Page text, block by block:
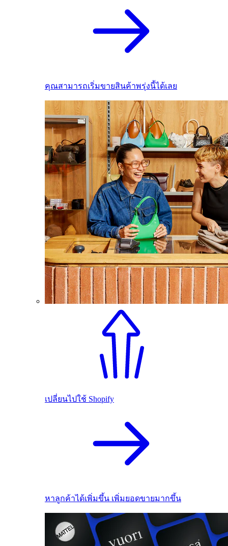
คุณสามารถเริ่มขายสินค้าพรุ่งนี้ได้เลย
เปลี่ยนไปใช้ Shopify
หาลูกค้าได้เพิ่มขึ้น เพิ่มยอดขายมากขึ้น